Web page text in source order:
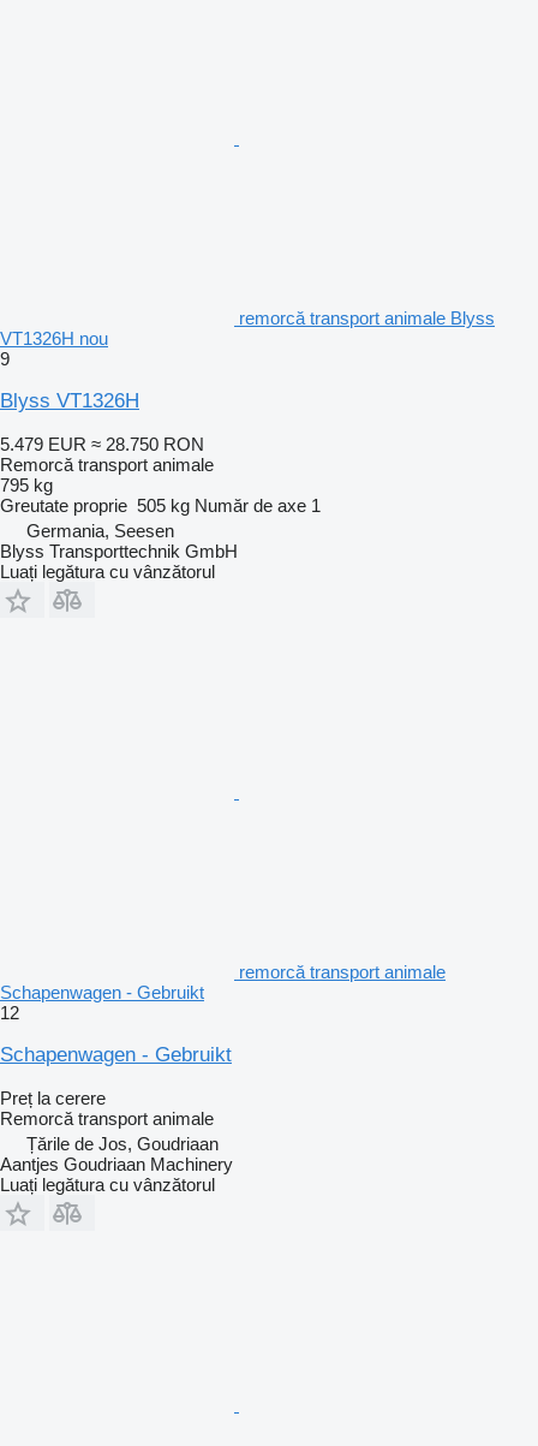
remorcă transport animale Blyss
VT1326H nou
9
Blyss VT1326H
5.479 EUR ≈ 28.750 RON
Remorcă transport animale
795 kg
Greutate proprie 505 kg Număr de axe 1
Germania, Seesen
Blyss Transporttechnik GmbH
Luați legătura cu vânzătorul
remorcă transport animale
Schapenwagen - Gebruikt
12
Schapenwagen - Gebruikt
Preț la cerere
Remorcă transport animale
Țările de Jos, Goudriaan
Aantjes Goudriaan Machinery
Luați legătura cu vânzătorul